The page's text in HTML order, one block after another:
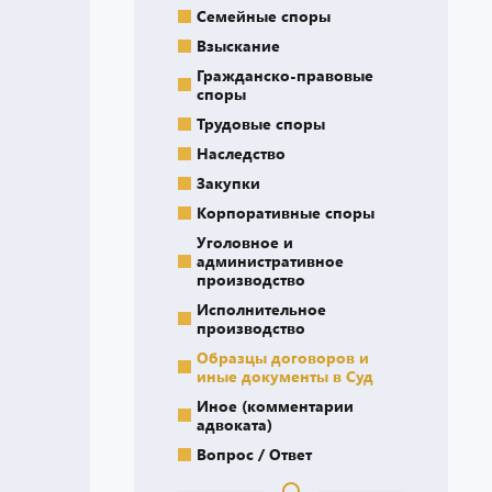
Семейные споры
Взыскание
Гражданско-правовые
споры
Трудовые споры
Наследство
Закупки
Корпоративные споры
Уголовное и
административное
производство
Исполнительное
производство
Образцы договоров и
иные документы в Суд
Иное (комментарии
адвоката)
Вопрос / Ответ